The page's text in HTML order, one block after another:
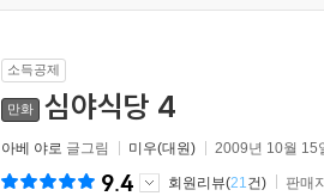
소득공제
만화 심야식당 4
아베 야로 글그림 미우(대원) 2009년 10월 15
9.4 회원리뷰(21건) 판매